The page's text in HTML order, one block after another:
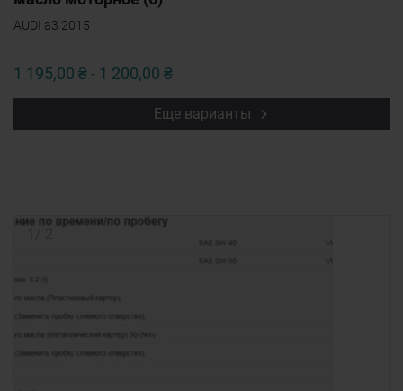
AUDI a3 2015
1 195,00 ₴ - 1 200,00 ₴
Еще варианты